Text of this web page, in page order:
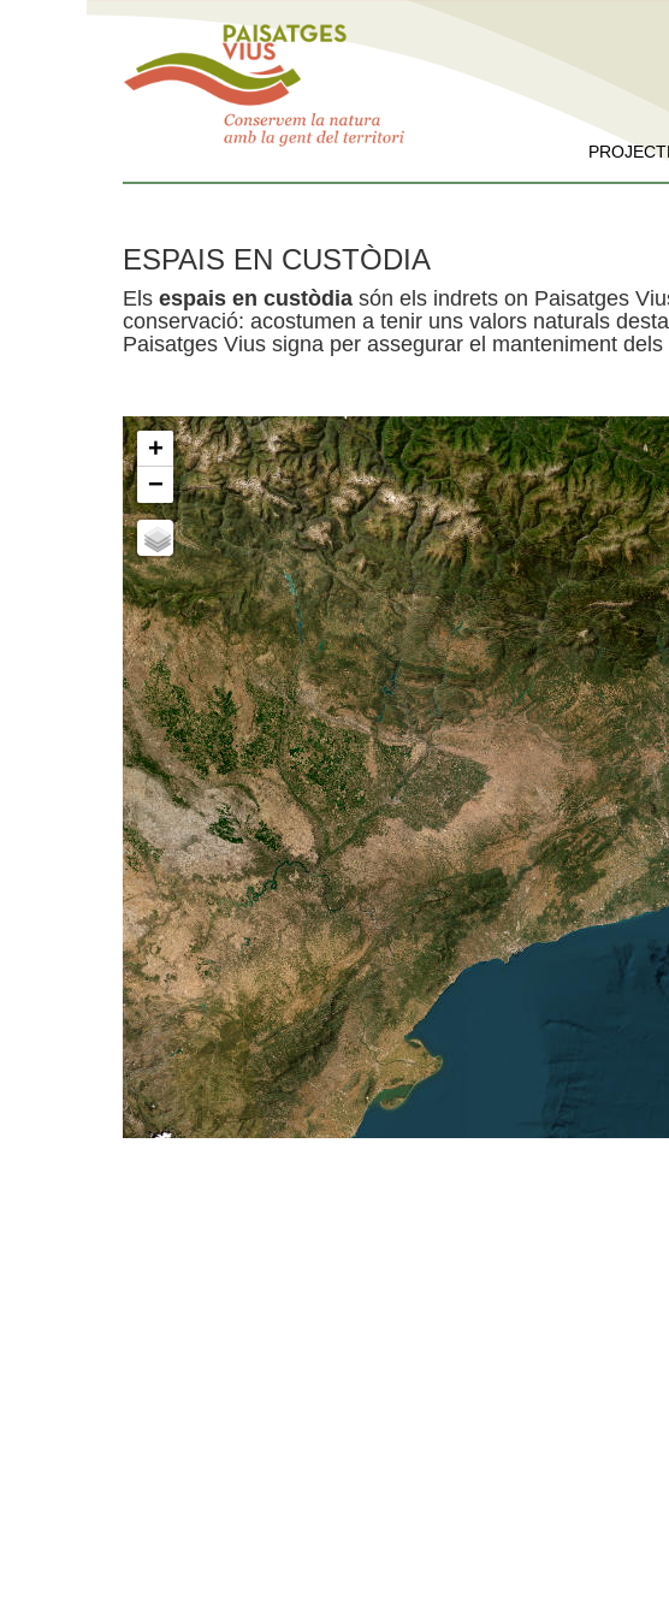
ESPAIS EN CUSTÒDIA
Els espais en custòdia són els indrets on Paisatges
conservació: acostumen a tenir uns valors naturals
Paisatges Vius signa per assegurar el manteniment
+
−